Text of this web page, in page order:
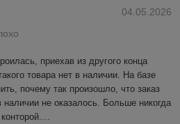
04.05.2026
приехав из другого конца
товара нет в наличии. На базе
почему так произошло, что заказ
не оказалось. Больше никогда